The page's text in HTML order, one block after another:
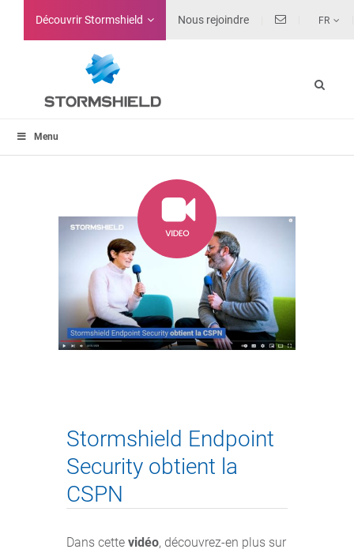
Découvrir Stormshield Nous rejoindre FR
Menu
Stormshield Endpoint
Security obtient la
CSPN
Dans cette vidéo, découvrez-en plus sur